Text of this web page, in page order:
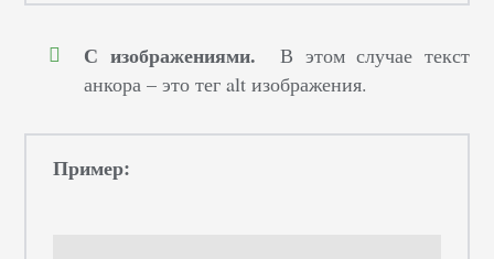
С изображениями.
В этом случае текст
анкора – это тег alt изображения.
Пример: